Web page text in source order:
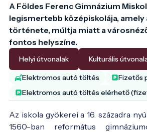
A Földes Ferenc Gimnázium
legismertebb középiskolája, amely
története, múltja miatt a
fontos helyszíne.
Helyi útvonalak Kulturális
Elektromos autó töltés
Fizetős
Elektromos autó töltés elérhető
Az iskola gyökerei a 16. századra
1560-ban református